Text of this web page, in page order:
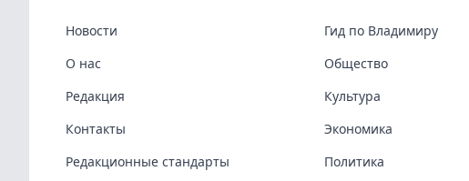
Новости
О нас
Редакция
Контакты
Редакционные стандарты
Гид по Владимиру
Общество
Культура
Экономика
Политика